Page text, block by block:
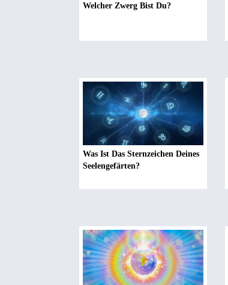
Welcher Zwerg Bist Du?
Was Ist Das Sternzeichen Deines
Seelengefärten?